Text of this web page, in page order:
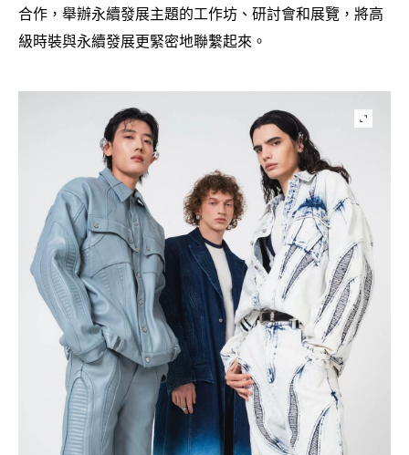
合作 ， 舉辦永續發展主題的工作坊、研討會和展覽 ， 將高
級時裝與永續發展更緊密地聯繫起來。